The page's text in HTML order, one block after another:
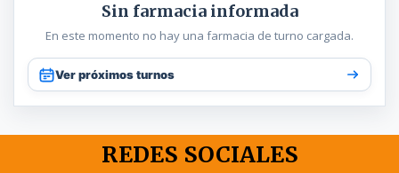
Sin farmacia informada
En este momento no hay una farmacia de turno cargada.
Ver próximos turnos
REDES SOCIALES